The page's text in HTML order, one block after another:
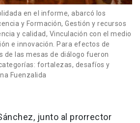
en el informe, abarcó los
y Formación, Gestión y recursos
y calidad, Vinculación con el medio
e innovación. Para efectos de
de las mesas de diálogo fueron
fortalezas, desafíos y
Fuenzalida
junto al prorrector